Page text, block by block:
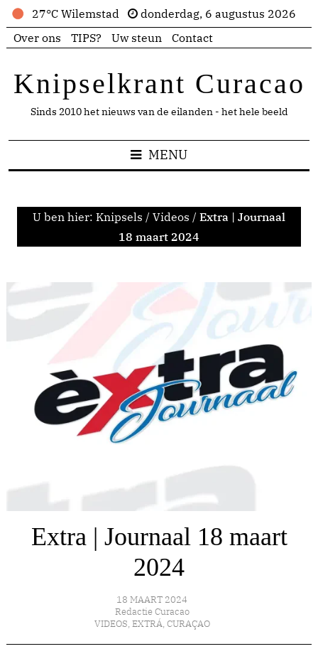
27°C Wilemstad
donderdag, 6 augustus 2026
Over ons
TIPS? Uw steun Contact
Knipselkrant Curacao
Sinds 2010 het nieuws van de eilanden - het hele beeld
MENU
U ben hier: Knipsels / Videos / Extra | Journaal
18 maart 2024
Extra | Journaal 18 maart
2024
18 MAART 2024
Redactie Curacao
VIDEOS, EXTRÁ, CURAÇAO